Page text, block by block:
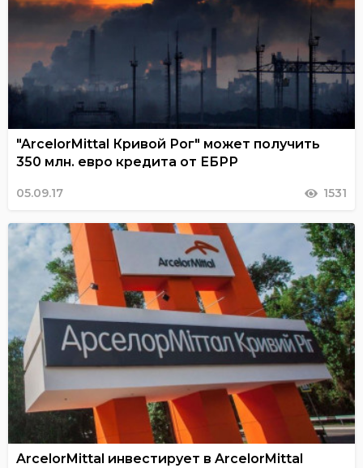
"ArcelorMittal Кривой Рог" может получить
350 млн. евро кредита от ЕБРР
05.09.17 1531
ArcelorMittal инвестирует в ArcelorMittal